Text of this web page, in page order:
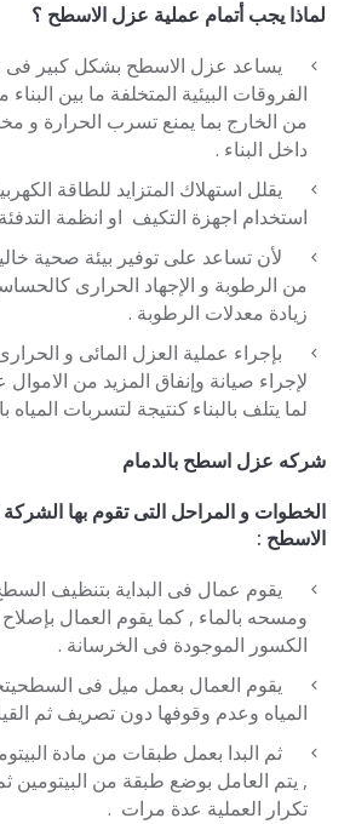
لماذا يجب أتمام عملية عزل الاسطح ؟
يساعد عزل الاسطح بشكل كبير
الفروقات البيئية المتخلفة ما بين
من الخارج بما يمنع تسرب الحرارة و
داخل البناء .
يقلل استهلاك المتزايد للطاقة
استخدام اجهزة التكيف او انظمة
لأن تساعد على توفير بيئة صحية
من الرطوبة و الإجهاد الحرارى
زيادة معدلات الرطوبة .
بإجراء عملية العزل المائى و
لإجراء صيانة وإنفاق المزيد من الاموال
لما يتلف بالبناء كنتيجة لتسربات المياه
شركه عزل اسطح بالدمام
الخطوات و المراحل التى تقوم بها الشركة
الاسطح :
يقوم عمال فى البداية بتنظيف
ومسحه بالماء , كما يقوم العمال
الكسور الموجودة فى الخرسانة .
يقوم العمال بعمل ميل فى
المياه وعدم وقوفها دون تصريف ثم
ثم البدا بعمل طبقات من مادة
, يتم العامل بوضع طبقة من
تكرار العملية عدة مرات .